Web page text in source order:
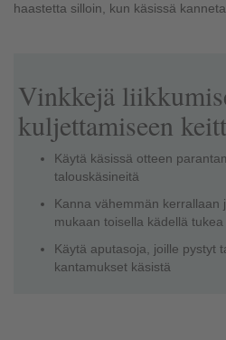
haastetta silloin, kun käsissä
Vinkkejä
kuljettamiseen
Käytä käsissä otteen
talouskäsineitä
Kanna vähemmän kerrallaan
mukaan toisella kädellä
Käytä aputasoja, joille pystyt
kantamukset käsistä